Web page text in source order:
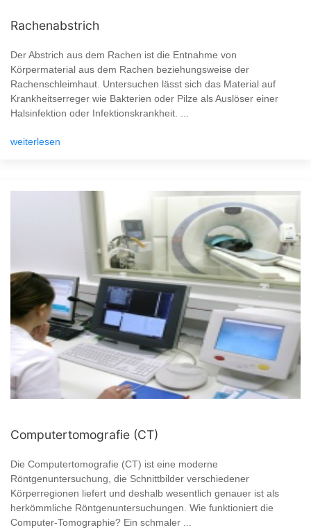
Rachenabstrich
Der Abstrich aus dem Rachen ist die Entnahme von
Körpermaterial aus dem Rachen beziehungsweise der
Rachenschleimhaut. Untersuchen lässt sich das Material auf
Krankheitserreger wie Bakterien oder Pilze als Auslöser einer
Halsinfektion oder Infektionskrankheit. ...
weiterlesen
Computertomografie (CT)
Die Computertomografie (CT) ist eine moderne
Röntgenuntersuchung, die Schnittbilder verschiedener
Körperregionen liefert und deshalb wesentlich genauer ist als
herkömmliche Röntgenuntersuchungen. Wie funktioniert die
Computer-Tomographie? Ein schmaler ...